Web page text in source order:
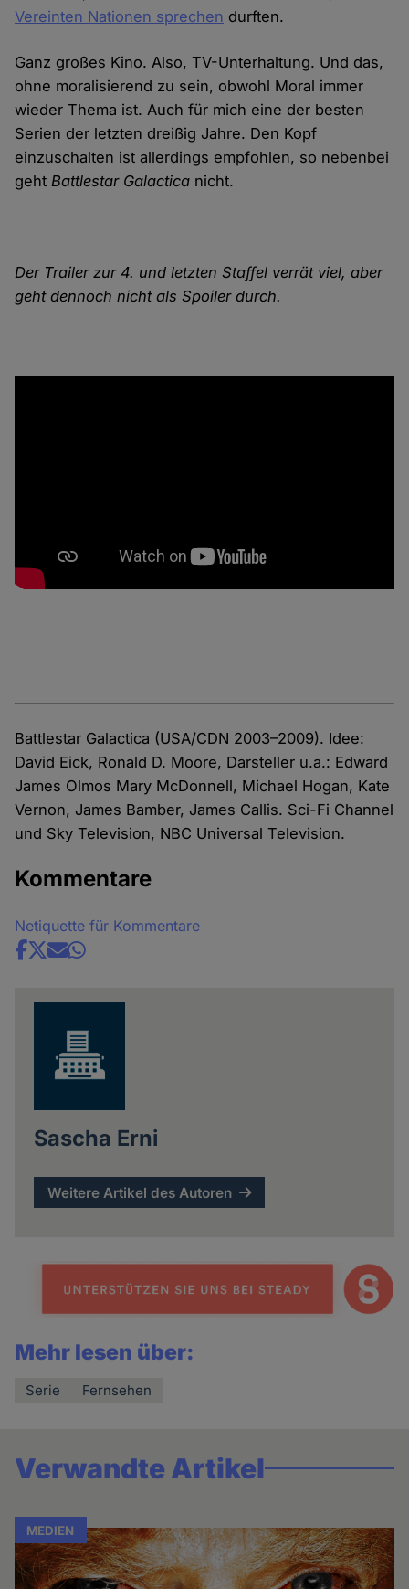
Vereinten Nationen sprechen durften.
Ganz großes Kino. Also, TV-Unterhaltung. Und das,
ohne moralisierend zu sein, obwohl Moral immer
wieder Thema ist. Auch für mich eine der besten
Serien der letzten dreißig Jahre. Den Kopf
einzuschalten ist allerdings empfohlen, so nebenbei
geht Battlestar Galactica nicht.
Der Trailer zur 4. und letzten Staffel verrät viel, aber
geht dennoch nicht als Spoiler durch.
Battlestar Galactica (USA/CDN 2003–2009). Idee:
David Eick, Ronald D. Moore, Darsteller u.a.: Edward
James Olmos Mary McDonnell, Michael Hogan, Kate
Vernon, James Bamber, James Callis. Sci-Fi Channel
und Sky Television, NBC Universal Television.
Kommentare
Netiquette für Kommentare
Share
Sascha Erni
Weitere Artikel des Autoren
Mehr lesen über:
Serie Fernsehen
Verwandte Artikel
MEDIEN